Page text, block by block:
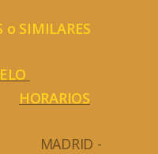
o SIMILARES
HORARIOS
MADRID -